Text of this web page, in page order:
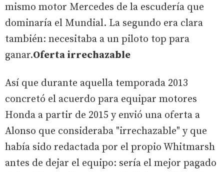
mismo motor Mercedes de la escudería que
dominaría el Mundial. La segundo era clara
también: necesitaba a un piloto top para
ganar.Oferta irrechazable
Así que durante aquella temporada 2013
concretó el acuerdo para equipar motores
Honda a partir de 2015 y envió una oferta a
Alonso que consideraba "irrechazable" y que
había sido redactada por el propio Whitmarsh
antes de dejar el equipo: sería el mejor pagado